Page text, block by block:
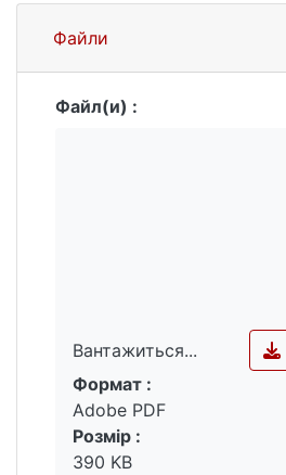
Файли
Файл(и) :
Вантажиться...
Вантажиться...
Формат :
Adobe PDF
Розмір :
390 KB